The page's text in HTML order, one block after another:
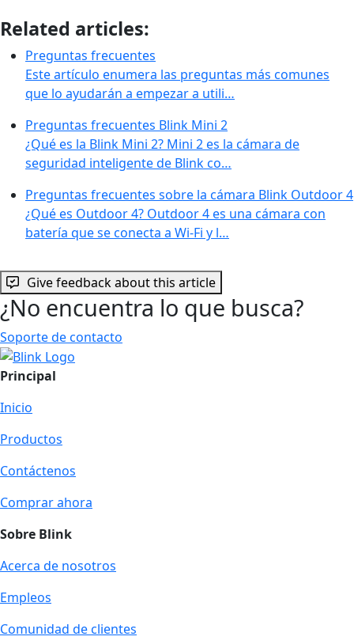
Related articles:
Preguntas frecuentes
Este artículo enumera las preguntas más comunes
que lo ayudarán a empezar a utili…
Preguntas frecuentes Blink Mini 2
¿Qué es la Blink Mini 2? Mini 2 es la cámara de
seguridad inteligente de Blink co…
Preguntas frecuentes sobre la cámara Blink Outdoor 4
¿Qué es Outdoor 4? Outdoor 4 es una cámara con
batería que se conecta a Wi-Fi y l…
Give feedback about this article
¿No encuentra lo que busca?
Soporte de contacto
Principal
Inicio
Productos
Contáctenos
Comprar ahora
Sobre Blink
Acerca de nosotros
Empleos
Comunidad de clientes